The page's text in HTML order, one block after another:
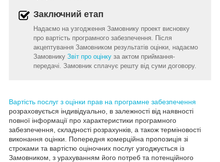
Заключний етап
Надаємо на узгодження Замовнику проект висновку
про вартість програмного забезпечення. Після
акцептування Замовником результатів оцінки, надаємо
Замовнику Звіт про оцінку за актом приймання-
передачі. Замовник сплачує решту від суми договору.
Вартість послуг з оцінки прав на програмне забезпечення
розраховується індивідуально, в залежності від наявності
повної інформації про характеристики програмного
забезпечення, складності розрахунків, а також терміновості
виконання оцінки. Попередня комерційна пропозиція зі
строками та вартістю оціночних послуг узгоджується із
Замовником, з урахуванням його потреб та потенційного